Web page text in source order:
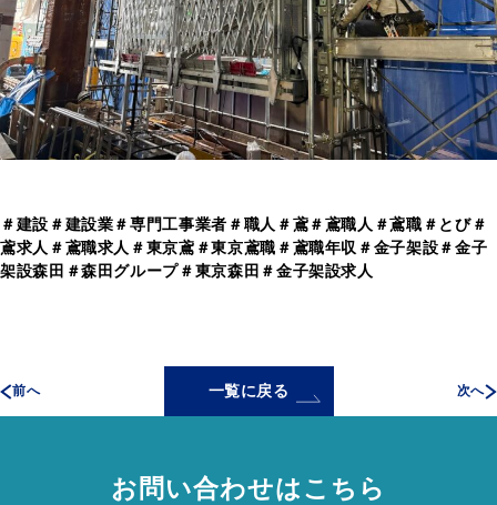
＃建設＃建設業＃専門工事業者＃職人＃鳶＃鳶職人＃鳶職＃とび＃
鳶求人＃鳶職求人＃東京鳶＃東京鳶職＃鳶職年収＃金子架設＃金子
架設森田＃森田グループ＃東京森田＃金子架設求人
前へ 一覧に戻る 次へ
お問い合わせはこちら